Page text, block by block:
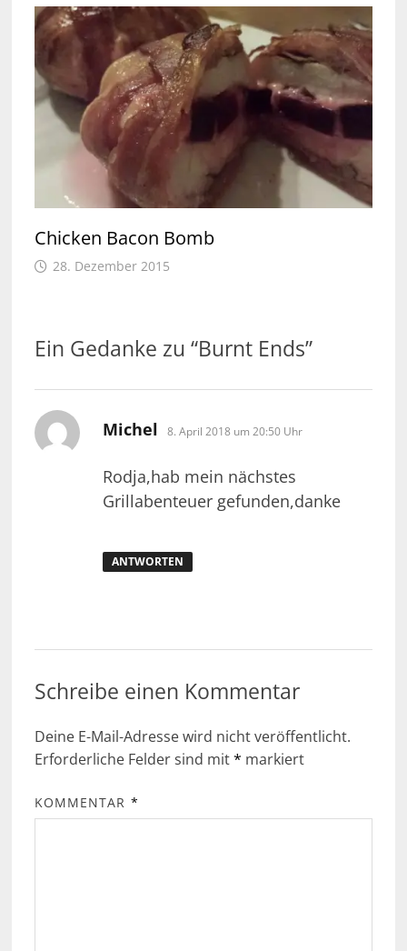
Chicken Bacon Bomb
28. Dezember 2015
Ein Gedanke zu “Burnt Ends”
Michel sagt:
8. April 2018 um 20:50 Uhr
Rodja,hab mein nächstes
Grillabenteuer gefunden,danke
ANTWORTEN
Schreibe einen Kommentar
Deine E-Mail-Adresse wird nicht veröffentlicht.
Erforderliche Felder sind mit* markiert
KOMMENTAR *